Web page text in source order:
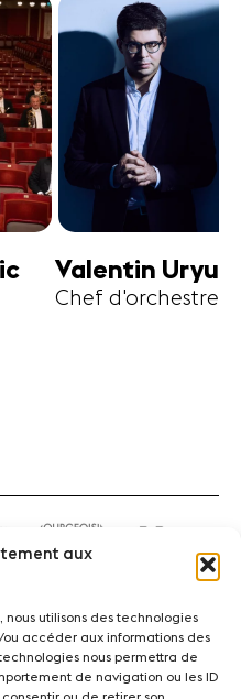
aux
utilisons des technologies
accéder aux informations des
nous permettra de
de navigation ou les ID
Amihai
Alto
Médiation